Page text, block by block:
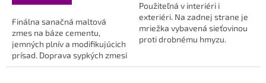
Finálna sanačná maltová
zmes na báze cementu,
jemných plnív a modifikujúcich
prísad. Doprava sypkých zmesí
- 1,20 eur s DPH /...
Použiteľná v interiéri i
exteriéri. Na zadnej strane je
mriežka vybavená sieťovinou
proti drobnému hmyzu.